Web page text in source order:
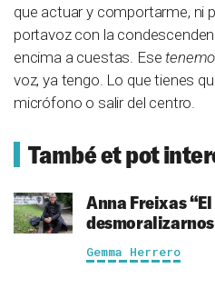
que actuar y comportarme, ni
portavoz con la
encima a cuestas. Ese
voz, ya tengo. Lo que tienes
micrófono o salir del centro.
També et pot
Anna Freixas“El
Gemma Herrero